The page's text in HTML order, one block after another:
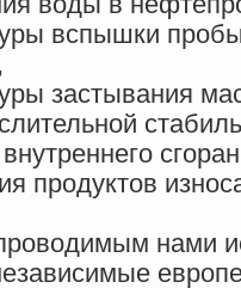
вспышки
застывания
продуктов
нами